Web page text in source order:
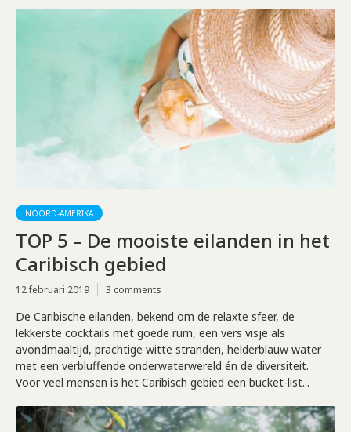
NOORD-AMERIKA
TOP 5 – De mooiste eilanden in het
Caribisch gebied
12 februari 2019 3 comments
De Caribische eilanden, bekend om de relaxte sfeer, de
lekkerste cocktails met goede rum, een vers visje als
avondmaaltijd, prachtige witte stranden, helderblauw water
met een verbluffende onderwaterwereld én de diversiteit.
Voor veel mensen is het Caribisch gebied een bucket-list...